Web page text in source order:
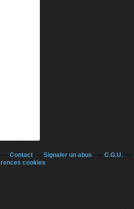
Contact Signaler un abus C.G.U.
cookies